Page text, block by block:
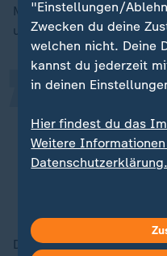
Moore können auch für
um etwa zu viel
Im Sommer,
der Lage,
Landschaft zu
„
Das verhindere
"Einstellungen/
Zwecken du deine
welchen nicht. Deine
kannst du jederzeit
in deinen
Hier findest du das
Weitere
Datenschutzerklärung.